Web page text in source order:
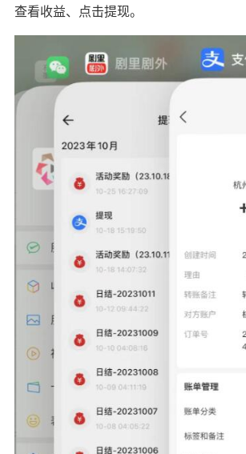
查看收益、点击提现。